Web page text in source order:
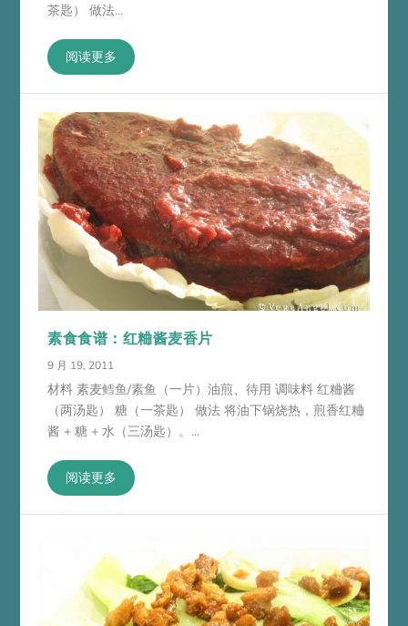
茶匙） 做法...
阅读更多
素食食谱：红粬酱麦香片
9 月 19, 2011
材料 素麦鳕鱼/素鱼（一片）油煎、待用 调味料 红粬酱
（两汤匙） 糖（一茶匙） 做法 将油下锅烧热，煎香红粬
酱 + 糖 + 水（三汤匙）。...
阅读更多